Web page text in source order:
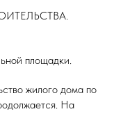
площадки.
жилого дома по
На